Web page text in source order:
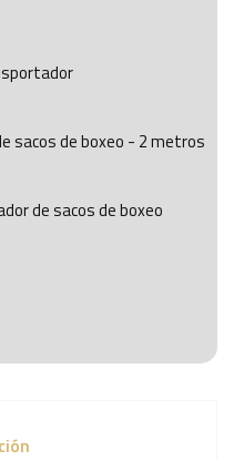
sacos de boxeo - 2 metros
de sacos de boxeo